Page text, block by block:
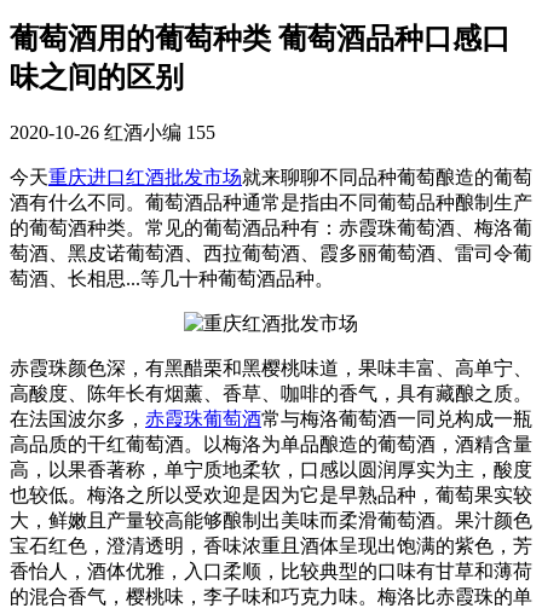
葡萄酒用的葡萄种类 葡萄酒品种口感口
味之间的区别
2020-10-26 红酒小编 155
今天重庆进口红酒批发市场就来聊聊不同品种葡萄酿造的葡萄
酒有什么不同。葡萄酒品种通常是指由不同葡萄品种酿制生产
的葡萄酒种类。常见的葡萄酒品种有：赤霞珠葡萄酒、梅洛葡
萄酒、黑皮诺葡萄酒、西拉葡萄酒、霞多丽葡萄酒、雷司令葡
萄酒、长相思...等几十种葡萄酒品种。
赤霞珠颜色深，有黑醋栗和黑樱桃味道，果味丰富、高单宁、
高酸度、陈年长有烟薰、香草、咖啡的香气，具有藏酿之质。
在法国波尔多， 赤霞珠葡萄酒常与梅洛葡萄酒一同兑构成一瓶
高品质的干红葡萄酒。以梅洛为单品酿造的葡萄酒，酒精含量
高，以果香著称，单宁质地柔软，口感以圆润厚实为主，酸度
也较低。梅洛之所以受欢迎是因为它是早熟品种，葡萄果实较
大，鲜嫩且产量较高能够酿制出美味而柔滑葡萄酒。果汁颜色
宝石红色，澄清透明，香味浓重且酒体呈现出饱满的紫色，芳
香怡人，酒体优雅，入口柔顺，比较典型的口味有甘草和薄荷
的混合香气，樱桃味，李子味和巧克力味。梅洛比赤霞珠的单